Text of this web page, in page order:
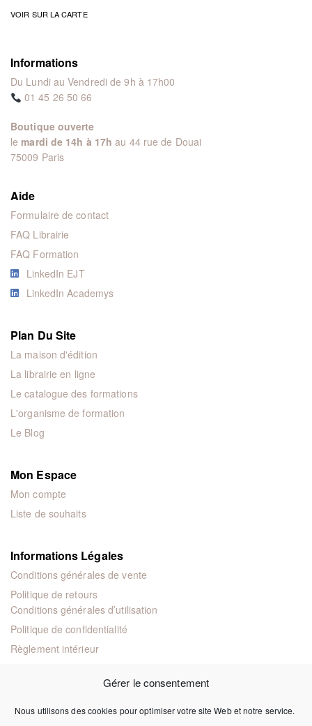
Gérer le consentement
Nous utilisons des cookies pour optimiser votre site Web et notre service.
VOIR SUR LA CARTE
Informations
Du Lundi au Vendredi de 9h à 17h00
01 45 26 50 66
Boutique ouverte
le mardi de 14h à 17h au 44 rue de Douai
75009 Paris
Aide
Formulaire de contact
FAQ Librairie
FAQ Formation
LinkedIn EJT
LinkedIn Academys
Plan Du Site
La maison d'édition
La librairie en ligne
Le catalogue des formations
L'organisme de formation
Le Blog
Mon Espace
Mon compte
Liste de souhaits
Informations Légales
Conditions générales de vente
Politique de retours
Conditions générales d’utilisation
Politique de confidentialité
Règlement intérieur